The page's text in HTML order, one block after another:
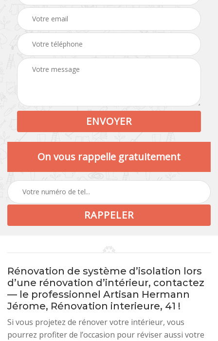
On vous rappelle gratuitement
Rénovation de système d’isolation lors
d’une rénovation d’intérieur, contactez
— le professionnel Artisan Hermann
Jérome, Rénovation interieure, 41 !
Si vous projetez de rénover votre intérieur, vous
pourrez profiter de l’occasion pour réviser aussi votre